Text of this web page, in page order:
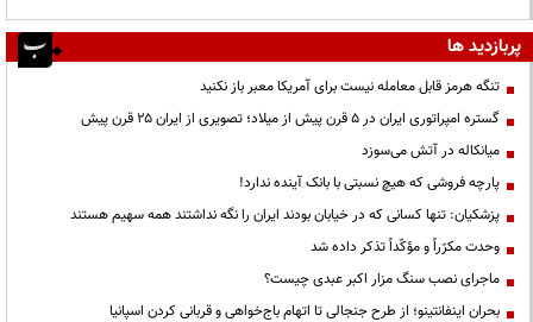
پربازدید ها
تنگه هرمز قابل معامله نیست برای آمریکا معبر باز نکنید
گستره امپراتوری ایران در ۵ قرن پیش از میلاد؛ تصویری از ایران ۲۵ قرن پیش
میانکاله در آتش می‌سوزد
پارچه فروشی که هیچ نسبتی با بانک آینده ندارد!
پزشکیان: تنها کسانی که در خیابان بودند ایران را نگه نداشتند همه سهیم هستند
وحدت مکرّراً و مؤکّداً تذکر داده شد
ماجرای نصب سنگ مزار اکبر عبدی چیست؟
بحران اینفانتینو؛ از طرح جنجالی تا اتهام باج‌خواهی و قربانی کردن اسپانیا